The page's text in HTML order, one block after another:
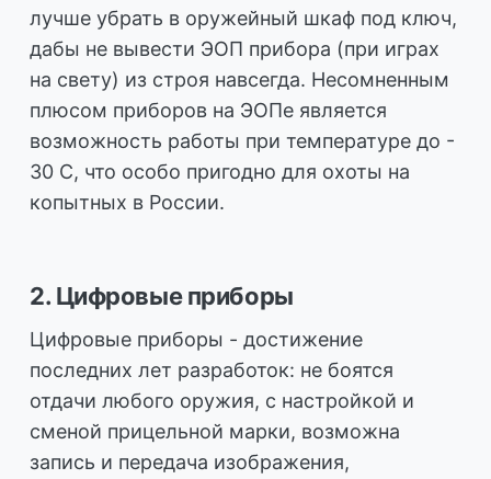
лучше убрать в оружейный шкаф под ключ,
дабы не вывести ЭОП прибора (при играх
на свету) из строя навсегда. Несомненным
плюсом приборов на ЭОПе является
возможность работы при температуре до -
30 С, что особо пригодно для охоты на
копытных в России.
2. Цифровые приборы
Цифровые приборы - достижение
последних лет разработок: не боятся
отдачи любого оружия, с настройкой и
сменой прицельной марки, возможна
запись и передача изображения,